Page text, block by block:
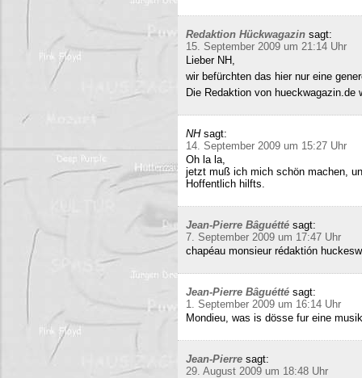
Redaktion Hückwagazin sagt:
15. September 2009 um 21:14 Uhr
Lieber NH,
wir befürchten das hier nur eine
Die Redaktion von
NH sagt:
14. September 2009 um 15:27 Uhr
Oh la la,
jetzt muß ich mich schön machen,
Hoffentlich hilfts.
Jean-Pierre Bâguétté sagt:
7. September 2009 um 17:47 Uhr
chapéau monsieur rédaktión
Jean-Pierre Bâguétté sagt:
1. September 2009 um 16:14 Uhr
Mondieu, was is dösse fur eine
Jean-Pierre sagt:
29. August 2009 um 18:48 Uhr